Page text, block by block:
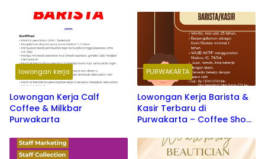
Tahun 2026
lowongan kerja
Lowongan Kerja Calf
Coffee & Milkbar
Purwakarta
PURWAKARTA
Lowongan Kerja Barista &
Kasir Terbaru di
Purwakarta – Coffee Shop